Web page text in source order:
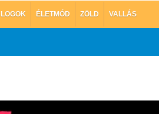
ÉLETMÓD ZÖLD VALLÁS